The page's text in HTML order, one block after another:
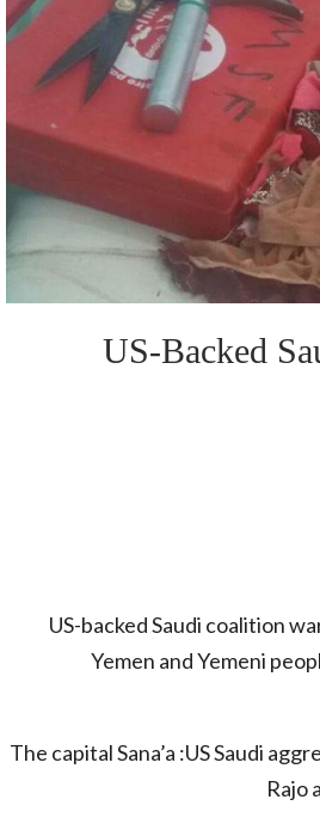
US-Backed
US-backed Saudi coalition
Yemen and Yemeni
The capital Sana’a :US Saudi
Rajo